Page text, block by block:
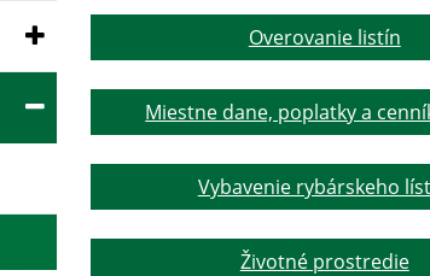
Overovanie listín
Miestne dane, poplatky a
Vybavenie rybárskeho
Životné prostredie